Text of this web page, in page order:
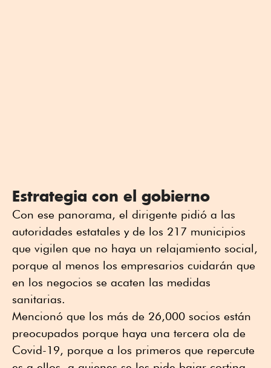
Estrategia con el gobierno
Con ese panorama, el dirigente pidió a las
autoridades estatales y de los 217 municipios
que vigilen que no haya un relajamiento social,
porque al menos los empresarios cuidarán que
en los negocios se acaten las medidas
sanitarias.
Mencionó que los más de 26,000 socios están
preocupados porque haya una tercera ola de
Covid-19, porque a los primeros que repercute